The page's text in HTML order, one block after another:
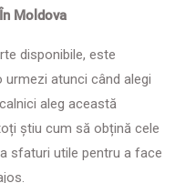
Moldova
disponibile, este
atunci când alegi
aleg această
știu cum să obțină cele
sfaturi utile pentru a face